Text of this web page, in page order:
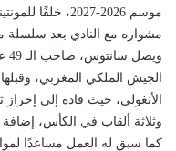
موسم 2026-2027،
مشواره مع النادي بعد سلسلة
الجيش الملكي المغربي،
الأنغولي، حيث قاده إلى إحراز
وثلاثة ألقاب في الكأس،
كما سبق له العمل مساعدًا